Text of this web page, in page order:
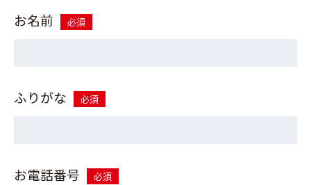
お名前 必須
ふりがな 必須
お電話番号 必須